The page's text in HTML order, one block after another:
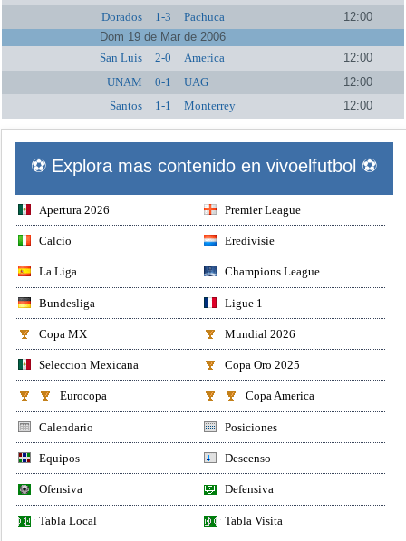
Dorados
1-3 Pachuca
12:00
Dom 19 de Mar de 2006
San Luis
2-0 America
12:00
UNAM
0-1 UAG
12:00
Santos
1-1 Monterrey 12:00
⚽ Explora mas contenido en vivoelfutbol ⚽
Apertura 2026 Premier League
Calcio Eredivisie
La Liga Champions League
Bundesliga Ligue 1
Copa MX Mundial 2026
Seleccion Mexicana Copa Oro 2025
Eurocopa Copa America
Calendario Posiciones
Equipos Descenso
Ofensiva Defensiva
Tabla Local Tabla Visita